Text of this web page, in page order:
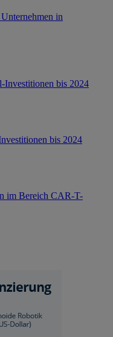
in
Investitionen bis 2024
bis 2024
im Bereich CAR-T-